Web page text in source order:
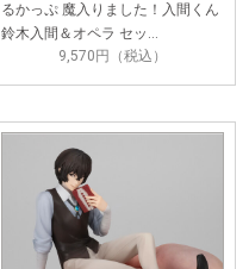
るかっぷ 魔入りました！入間くん
鈴木入間＆オペラ セッ…
9,570円（税込）